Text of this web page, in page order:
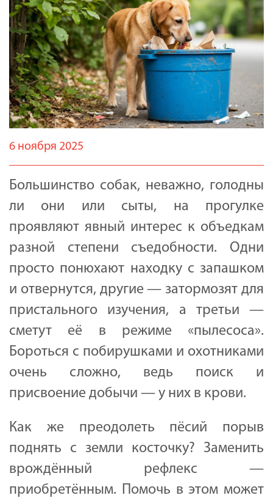
6 ноября 2025
Большинство собак, неважно, голодны
ли они или сыты, на прогулке
проявляют явный интерес к объедкам
разной степени съедобности. Одни
просто понюхают находку с запашком
и отвернутся, другие — затормозят для
пристального изучения, а третьи —
сметут её в режиме «пылесоса».
Бороться с побирушками и охотниками
очень сложно, ведь поиск и
присвоение добычи — у них в крови.
Как же преодолеть пёсий порыв
поднять с земли косточку? Заменить
врождённый рефлекс —
приобретённым. Помочь в этом может